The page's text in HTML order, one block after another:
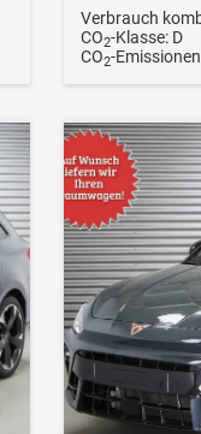
Verbrauch
CO2-Klasse: D
CO2-